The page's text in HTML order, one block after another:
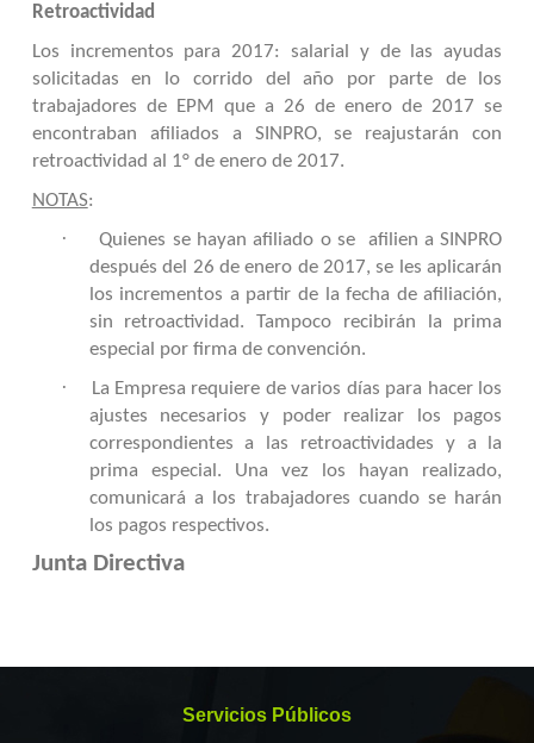
Retroactividad
Los incrementos para 2017: salarial y de las ayudas
solicitadas en lo corrido del año por parte de los
trabajadores de EPM que a 26 de enero de 2017 se
encontraban afiliados a SINPRO, se reajustarán con
retroactividad al 1° de enero de 2017.
NOTAS:
·
Quienes se hayan afiliado o se afilien a SINPRO
después del 26 de enero de 2017, se les aplicarán
los incrementos a partir de la fecha de afiliación,
sin retroactividad. Tampoco recibirán la prima
especial por firma de convención.
·
La Empresa requiere de varios días para hacer los
ajustes necesarios y poder realizar los pagos
correspondientes a las retroactividades y a la
prima especial. Una vez los hayan realizado,
comunicará a los trabajadores cuando se harán
los pagos respectivos.
Junta Directiva
Servicios Públicos